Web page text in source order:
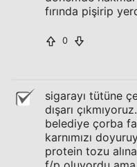
fırında pişirip
0
sigarayı tütüne
dışarı çıkmıyoruz.
belediye çorba
karnımızı
protein tozu